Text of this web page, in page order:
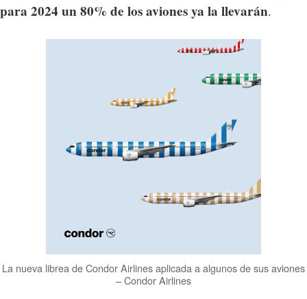
para 2024 un 80% de los aviones ya la llevarán.
La nueva librea de Condor Airlines aplicada a algunos de sus aviones
– Condor Airlines